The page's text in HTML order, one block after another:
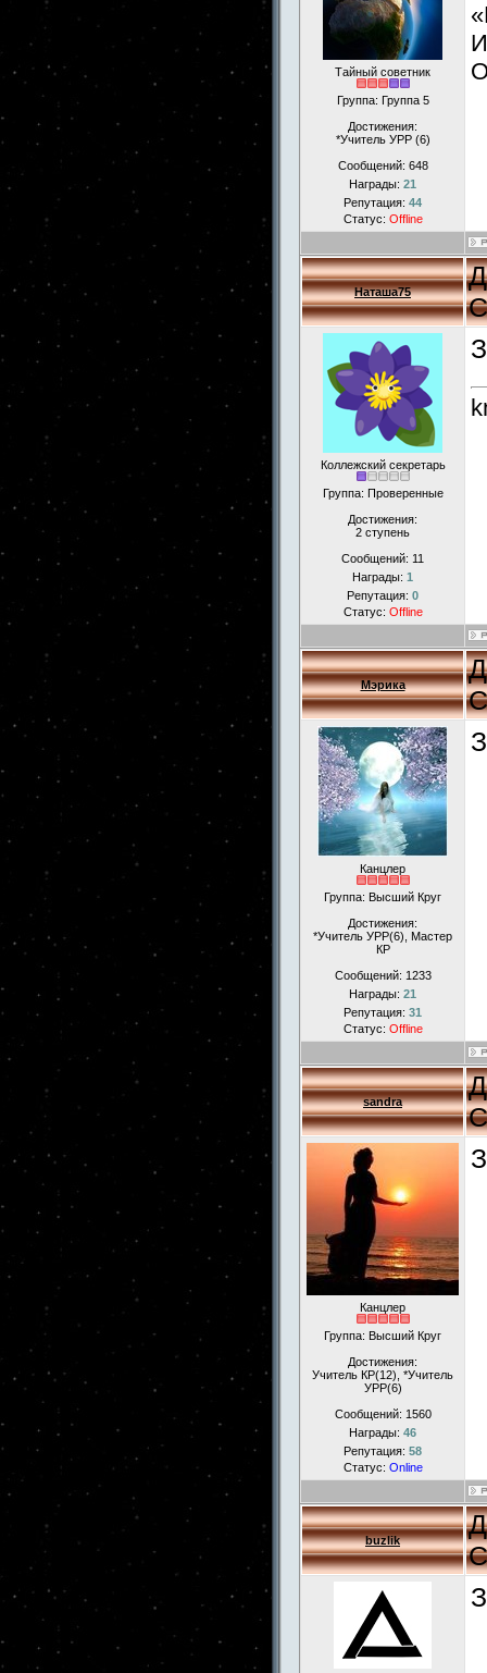
Тайный советник
Группа: Группа 5
Достижения:
*Учитель УРР (6)
Сообщений: 648
Награды: 21
Репутация: 44
Статус: Offline
Наташа75
Коллежский секретарь
Группа: Проверенные
Достижения:
2 ступень
Сообщений: 11
Награды: 1
Репутация: 0
Статус: Offline
Мэрика
Канцлер
Группа: Высший Круг
Достижения:
*Учитель УРР(6), Мастер
КР
Сообщений: 1233
Награды: 21
Репутация: 31
Статус: Offline
sandra
Канцлер
Группа: Высший Круг
Достижения:
Учитель КР(12), *Учитель
УРР(6)
Сообщений: 1560
Награды: 46
Репутация: 58
Статус: Online
buzlik